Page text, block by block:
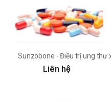
Sunzobone - Điều trị ung thư
Liên hệ